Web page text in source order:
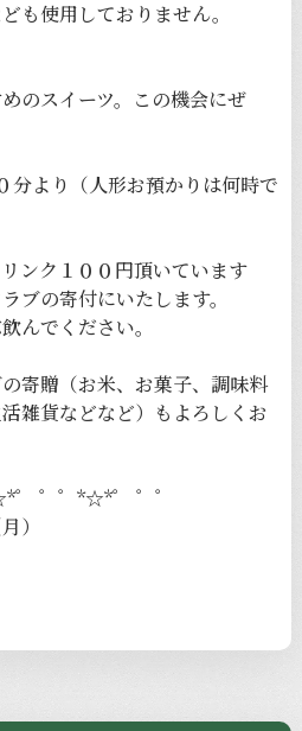
も使用しておりません。
のスイーツ。この機会にぜ
分より（人形お預かりは何時で
ンク１００円頂いています
ブの寄付にいたします。
んでください。
寄贈（お米、お菓子、調味料
雑貨などなど）もよろしくお
゜゜*☆*゜ ゜゜
）